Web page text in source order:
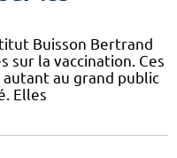
Buisson Bertrand
sur la vaccination. Ces
au grand public
Elles